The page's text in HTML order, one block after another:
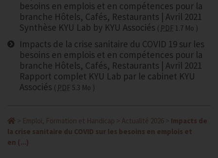
besoins en emplois et en compétences pour la
branche Hôtels, Cafés, Restaurants | Avril 2021
Synthèse KYU Lab by KYU Associés
PDF 1.7 Mo
Impacts de la crise sanitaire du COVID 19 sur les
besoins en emplois et en compétences pour la
branche Hôtels, Cafés, Restaurants | Avril 2021
Rapport complet KYU Lab par le cabinet KYU
Associés
PDF 5.3 Mo
> Emploi, Formation et Handicap > Actualité 2026 > Impacts de
la crise sanitaire du COVID sur les besoins en emplois et
en (...)